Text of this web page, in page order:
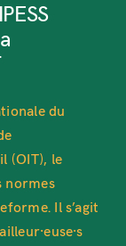
du
(OIT), le
normes
Il s’agit